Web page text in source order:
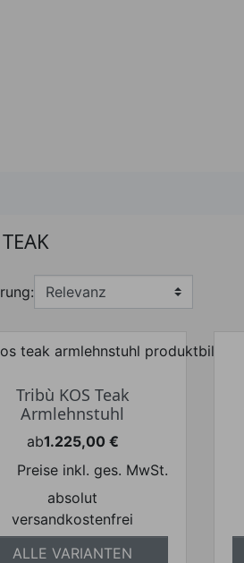
Tribù KOS Teak
Armlehnstuhl
ab
Preis
1.225,00 €
Preise inkl. ges. MwSt.
absolut
versandkostenfrei
ALLE VARIANTEN